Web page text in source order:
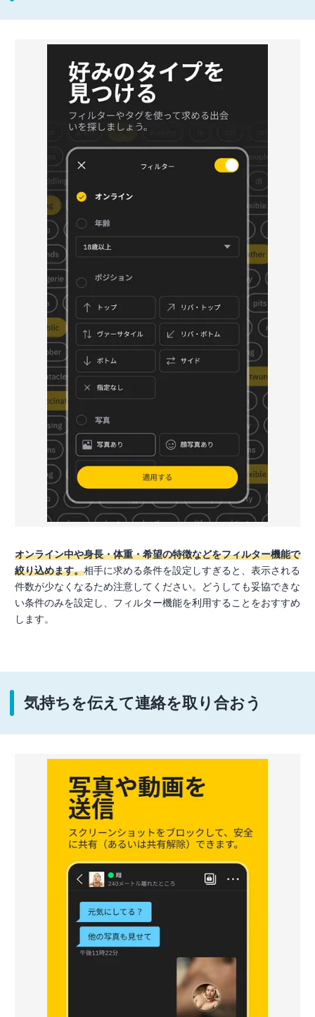
オンライン中や身長・体重・希望の特徴などをフィルター機能で
絞り込めます。相手に求める条件を設定しすぎると、表示される
件数が少なくなるため注意してください。どうしても妥協できな
い条件のみを設定し、フィルター機能を利用することをおすすめ
します。
気持ちを伝えて連絡を取り合おう